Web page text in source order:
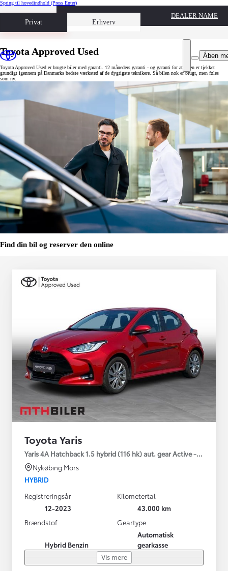
Spring til hovedindhold (Press Enter)
Privat Erhverv
Book prøvetur
DEALER NAME
Åben
Toyota Approved Used
Toyota Approved Used er brugte biler med garanti. 12 måneders garanti - og garanti for at bilen er tjekket
grundigt igennem på Danmarks bedste værksted af de dygtigste teknikere. Så bilen nok er brugt, men føles
som ny.
Find din bil og reserver den online
Toyota Yaris
Yaris 4A Hatchback 1.5 hybrid (116 hk) aut. gear Active -
Nykøbing Mors
HYBRID
Registreringsår
12-2023
Kilometertal
43.000 km
Brændstof
Hybrid Benzin
Geartype
Automatisk
gearkasse
Vis mere